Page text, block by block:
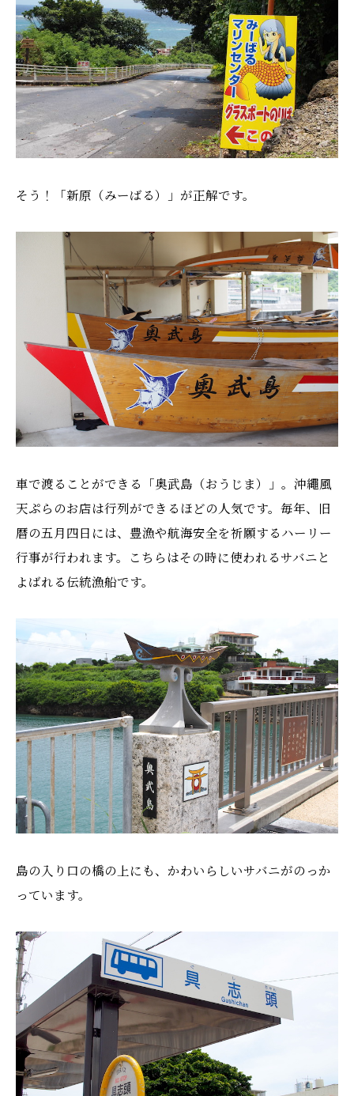
そう！「新原（みーばる）」が正解です。
車で渡ることができる「奥武島（おうじま）」。沖繩風
天ぷらのお店は行列ができるほどの人気です。毎年、旧
暦の五月四日には、豊漁や航海安全を祈願するハーリー
行事が行われます。こちらはその時に使われるサバニと
よばれる伝統漁船です。
島の入り口の橋の上にも、かわいらしいサバニがのっか
っています。